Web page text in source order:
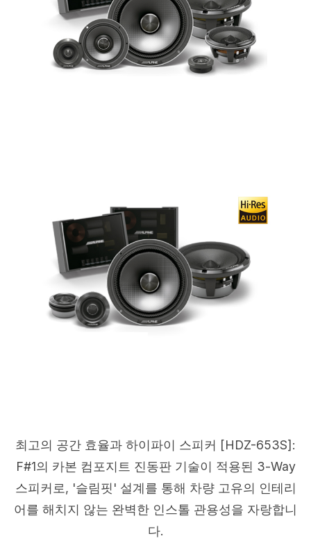
최고의 공간 효율과 하이파이 스피커 [HDZ-653S]:
F#1의 카본 컴포지트 진동판 기술이 적용된 3-Way
스피커로, '슬림핏' 설계를 통해 차량 고유의 인테리
어를 해치지 않는 완벽한 인스톨 관용성을 자랑합니
다.